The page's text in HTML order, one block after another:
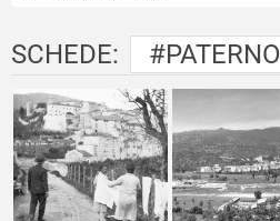
SCHEDE: #PATERNO